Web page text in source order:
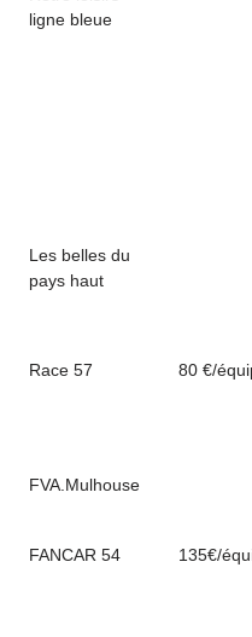
ligne bleue
Les belles du
pays haut
Race 57 80 €/
FVA.Mulhouse
FANCAR 54 135€/